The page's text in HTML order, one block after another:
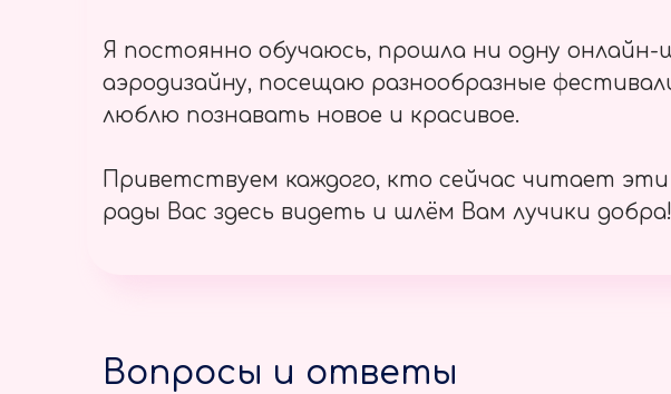
Я постоянно обучаюсь, прошла ни одну онлайн-
аэродизайну, посещаю разнообразные
люблю познавать новое и красивое.
Приветствуем каждого, кто сейчас читает
рады Вас здесь видеть и шлём Вам лучики добра!
Вопросы и ответы